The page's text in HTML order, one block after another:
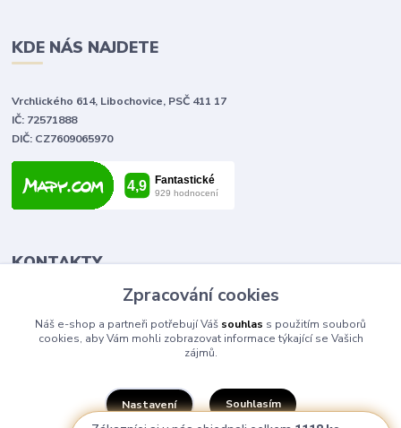
KDE NÁS NAJDETE
Vrchlického 614, Libochovice, PSČ 411 17
IČ: 72571888
DIČ: CZ7609065970
KONTAKTY
Tomáš Vlček
+420 702 090 443
volejte od 9,00 - 20,00 hod
info@elektromaterial.cz
Zpracování cookies
Náš e-shop a partneři potřebují Váš souhlas s použitím souborů
cookies, aby Vám mohli zobrazovat informace týkající se Vašich
zájmů.
Nastavení
Souhlasím